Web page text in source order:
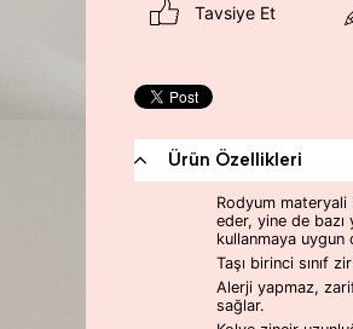
Tavsiye Et
Ürün Özellikleri
Rodyum materyali
eder, yine de
kullanmaya uygun
Taşı birinci sınıf
Alerji yapmaz,
sağlar.